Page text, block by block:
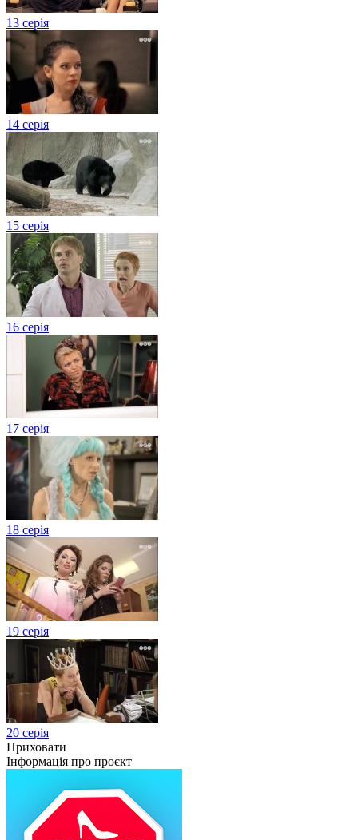
13 серія
14 серія
15 серія
16 серія
17 серія
18 серія
19 серія
20 серія
Приховати
Інформація про проєкт